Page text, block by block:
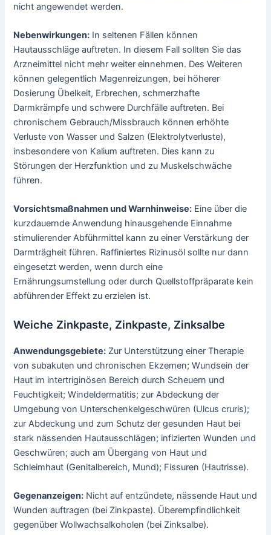
nicht angewendet werden.
Nebenwirkungen: In seltenen Fällen können
Hautausschläge auftreten. In diesem Fall sollten Sie das
Arzneimittel nicht mehr weiter einnehmen. Des Weiteren
können gelegentlich Magenreizungen, bei höherer
Dosierung Übelkeit, Erbrechen, schmerzhafte
Darmkrämpfe und schwere Durchfälle auftreten. Bei
chronischem Gebrauch/Missbrauch können erhöhte
Verluste von Wasser und Salzen (Elektrolytverluste),
insbesondere von Kalium auftreten. Dies kann zu
Störungen der Herzfunktion und zu Muskelschwäche
führen.
Vorsichtsmaßnahmen und Warnhinweise: Eine über die
kurzdauernde Anwendung hinausgehende Einnahme
stimulierender Abführmittel kann zu einer Verstärkung der
Darmträgheit führen. Raffiniertes Rizinusöl sollte nur dann
eingesetzt werden, wenn durch eine
Ernährungsumstellung oder durch Quellstoffpräparate kein
abführender Effekt zu erzielen ist.
Weiche Zinkpaste, Zinkpaste, Zinksalbe
Anwendungsgebiete: Zur Unterstützung einer Therapie
von subakuten und chronischen Ekzemen; Wundsein der
Haut im intertriginösen Bereich durch Scheuern und
Feuchtigkeit; Windeldermatitis; zur Abdeckung der
Umgebung von Unterschenkelgeschwüren (Ulcus cruris);
zur Abdeckung und zum Schutz der gesunden Haut bei
stark nässenden Hautausschlägen; infizierten Wunden und
Geschwüren; auch am Übergang von Haut und
Schleimhaut (Genitalbereich, Mund); Fissuren (Hautrisse).
Gegenanzeigen: Nicht auf entzündete, nässende Haut und
Wunden auftragen (bei Zinkpaste). Überempfindlichkeit
gegenüber Wollwachsalkoholen (bei Zinksalbe).